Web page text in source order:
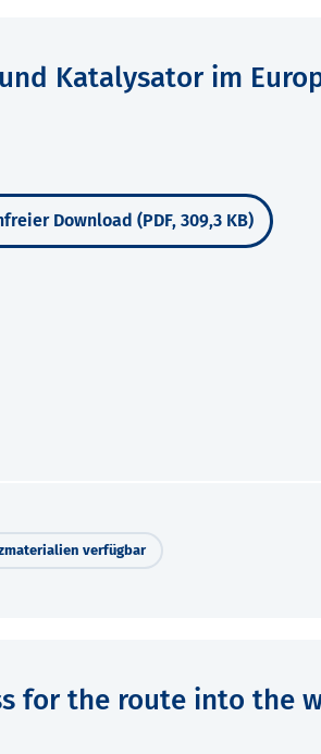
Katalysator im
Download (PDF, 309,3 KB)
verfügbar
for the route into the